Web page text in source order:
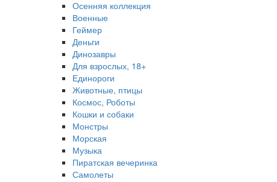
Осенняя коллекция
Военные
Геймер
Деньги
Динозавры
Для взрослых, 18+
Единороги
Животные, птицы
Космос, Роботы
Кошки и собаки
Монстры
Морская
Музыка
Пиратская вечеринка
Самолеты